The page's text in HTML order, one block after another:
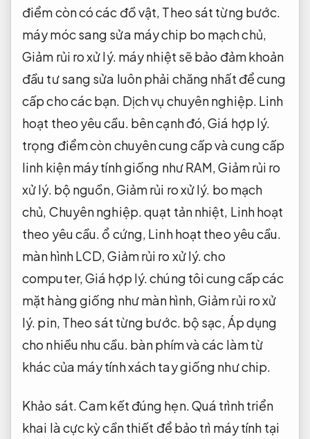
điểm còn có các đồ vật, Theo sát từng bước.
máy móc sang sửa máy chip bo mạch chủ,
Giảm rủi ro xử lý. máy nhiệt sẽ bảo đảm khoản
đầu tư sang sửa luôn phải chăng nhất để cung
cấp cho các bạn. Dịch vụ chuyên nghiệp. Linh
hoạt theo yêu cầu. bên cạnh đó,Giá hợp lý.
trọng điểm còn chuyên cung cấp và cung cấp
linh kiện máy tính giống như RAM,Giảm rủi ro
xử lý. bộ nguồn,Giảm rủi ro xử lý. bo mạch
chủ, Chuyên nghiệp.quạt tản nhiệt, Linh hoạt
theo yêu cầu. ổ cứng, Linh hoạt theo yêu cầu.
màn hình LCD,Giảm rủi ro xử lý.cho
computer,Giá hợp lý.chúng tôi cung cấp các
mặt hàng giống như màn hình,Giảm rủi ro xử
lý. pin, Theo sát từng bước. bộ sạc,Áp dụng
cho nhiều nhu cầu. bàn phím và các làm từ
khác của máy tính xách tay giống như chip.
Khảo sát.Cam kết đúng hẹn.Quá trình triển
khai là cực kỳ cần thiết để bảo trì máy tính tại